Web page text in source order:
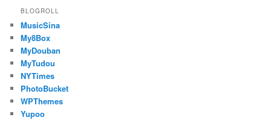
BLOGROLL
MusicSina
My8Box
MyDouban
MyTudou
NYTimes
PhotoBucket
WPThemes
Yupoo